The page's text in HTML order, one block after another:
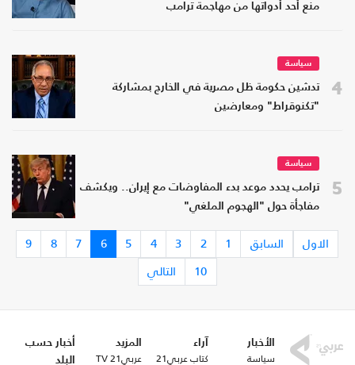
منع أحد أدواتها من مهاجمة ترامب
4
سياسة
تدشين حكومة ظل مصرية في الخارج بمشاركة
"تكنوقراط" ومعارضين
5
سياسة
ترامب يحدد موعد بدء المفاوضات مع إيران.. ويكشف
مفاجأة حول "الهجوم الملغي"
الاول السابق 1
2
3
4
5
6
7
8
9
10
التالي
الأخبار
سياسة
آراء
كتاب عربي21
المزيد
عربي21 TV
أخبار حسب
البلد